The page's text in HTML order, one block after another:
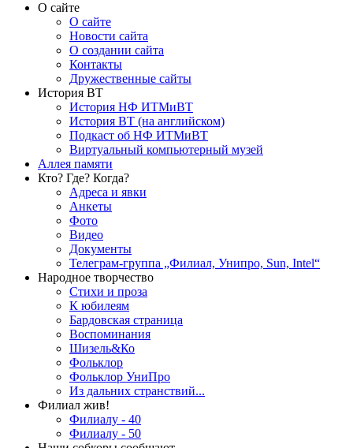
О сайте
О сайте
Новости сайта
О создании сайта
Контакты
Дружественные сайты
История ВТ
История НФ ИТМиВТ
История ВТ (на английском)
Подкаст об НФ ИТМиВТ
Виртуальный компьютерный музей
Аллея памяти
Кто? Где? Когда?
Адреса и явки
Анкеты
Фото
Видео
Документы
Телеграм-группа „Филиал, Унипро, Sun, Intel“
Народное творчество
Стихи и проза
К юбилеям
Бардовская страница
Воспоминания
Шизель&Ко
Фольклор
Фольклор УниПро
Из дальних странствий...
Филиал жив!
Филиалу - 40
Филиалу - 50